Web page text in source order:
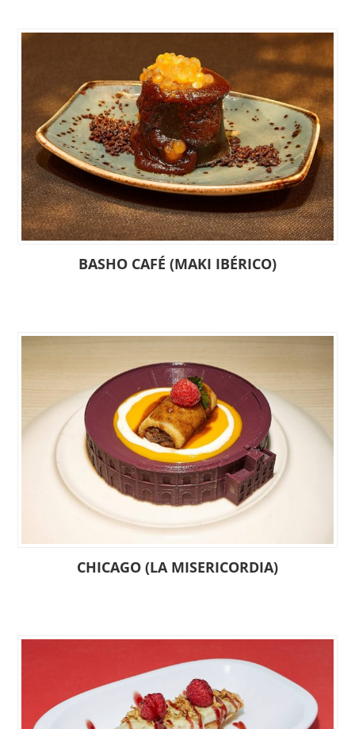
BASHO CAFÉ (MAKI IBÉRICO)
CHICAGO (LA MISERICORDIA)